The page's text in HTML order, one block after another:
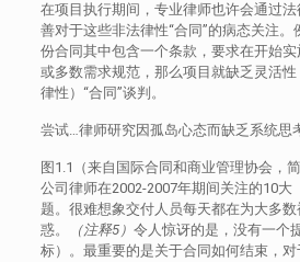
在项目执行期间，专业律师也许会通过
善对于这些非法律性“合同”的病态关注
份合同其中包含一个条款，要求在开始
或多数需求规范，那么项目就缺乏灵活
律性）“合同”谈判。
尝试…律师研究因孤岛心态而缺乏系统思
图1.1（来自国际合同和商业管理协会，
公司律师在2002-2007年期间关注的10大
题。很难想象交付人员每天都在为大多
惑。
（注释5） 令人惊讶的是，没有一个
标）。最重要的是关于合同如何结束，